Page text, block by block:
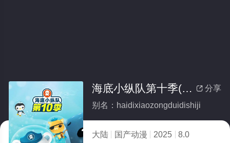
 分享
海底小纵队第十季(全集)
别名：haidixiaozongduidishiji
大陆 国产动漫 2025
8.0